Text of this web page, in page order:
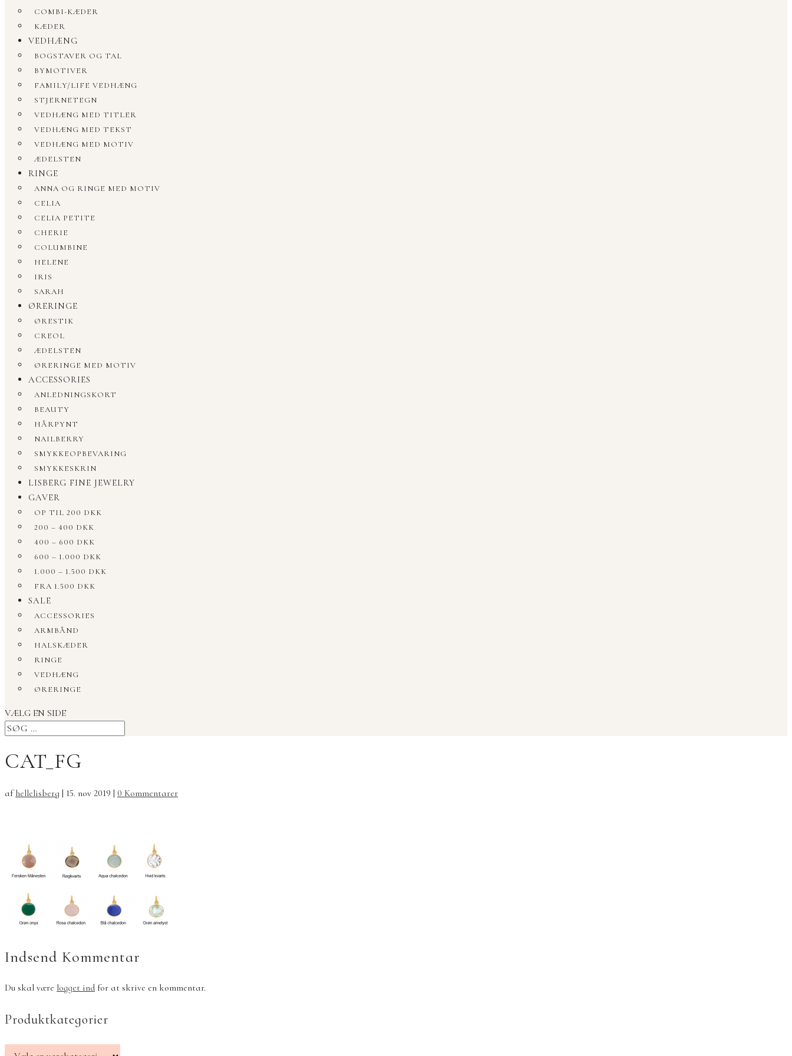
COMBI-KÆDER
KÆDER
VEDHÆNG
BOGSTAVER OG TAL
BYMOTIVER
FAMILY/LIFE VEDHÆNG
STJERNETEGN
VEDHÆNG MED TITLER
VEDHÆNG MED TEKST
VEDHÆNG MED MOTIV
ÆDELSTEN
RINGE
ANNA OG RINGE MED MOTIV
CELIA
CELIA PETITE
CHERIE
COLUMBINE
HELENE
IRIS
SARAH
ØRERINGE
ØRESTIK
CREOL
ÆDELSTEN
ØRERINGE MED MOTIV
ACCESSORIES
ANLEDNINGSKORT
BEAUTY
HÅRPYNT
NAILBERRY
SMYKKEOPBEVARING
SMYKKESKRIN
LISBERG FINE JEWELRY
GAVER
OP TIL 200 DKK
200 – 400 DKK
400 – 600 DKK
600 – 1.000 DKK
1.000 – 1.500 DKK
FRA 1.500 DKK
SALE
ACCESSORIES
ARMBÅND
HALSKÆDER
RINGE
VEDHÆNG
ØRERINGE
VÆLG EN SIDE
CAT_FG
afhellelisberg | 15. nov 2019 | 0 Kommentarer
Indsend Kommentar
Du skal være logget ind for at skrive en kommentar.
Produktkategorier